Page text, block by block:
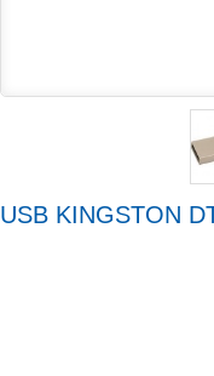
USB KINGSTON